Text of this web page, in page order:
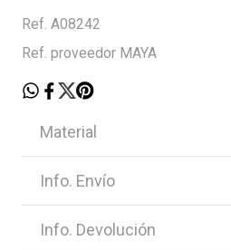
Ref. A08242
Ref. proveedor MAYA
Material
Info. Envío
Info. Devolución